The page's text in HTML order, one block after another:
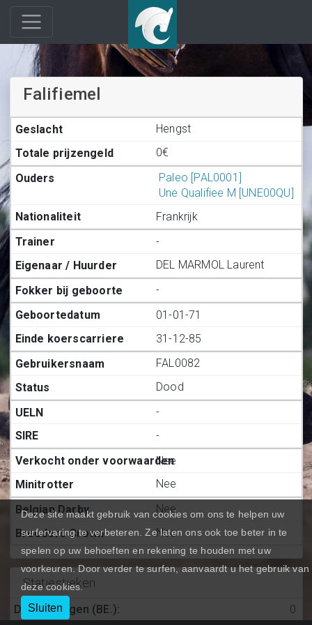
Falifiemel
Hengst
0€
Paleo [PAL0001]
Une Qualifiee M [UNE00QU]
Frankrijk
-
DEL MARMOL Laurent
-
01-01-71
31-12-85
FAL0082
Dood
-
-
Nee
Nee
Nee
Nee
Statiestieken
Deelnemingen (BE.): 0
Deze site maakt gebruik van cookies om ons te helpen uw
surfervaring te verbeteren. Ze laten ons ook toe beter in te
spelen op uw behoeften en rekening te houden met uw
voorkeuren. Door verder te surfen, aanvaardt u het gebruik van
deze cookies.
Sluiten